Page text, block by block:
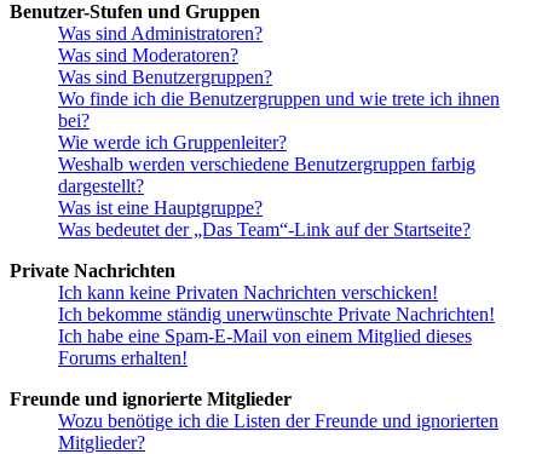
Benutzer-Stufen und Gruppen
Was sind Administratoren?
Was sind Moderatoren?
Was sind Benutzergruppen?
Wo finde ich die Benutzergruppen und wie trete ich ihnen
bei?
Wie werde ich Gruppenleiter?
Weshalb werden verschiedene Benutzergruppen farbig
dargestellt?
Was ist eine Hauptgruppe?
Was bedeutet der „Das Team“-Link auf der Startseite?
Private Nachrichten
Ich kann keine Privaten Nachrichten verschicken!
Ich bekomme ständig unerwünschte Private Nachrichten!
Ich habe eine Spam-E-Mail von einem Mitglied dieses
Forums erhalten!
Freunde und ignorierte Mitglieder
Wozu benötige ich die Listen der Freunde und ignorierten
Mitglieder?